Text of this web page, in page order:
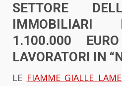
SETTORE
IMMOBILIARI
1.100.000
LAVORATORI IN
LE FIAMME GIALLE